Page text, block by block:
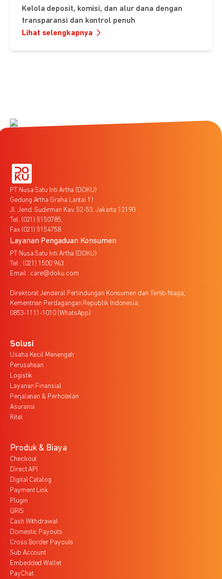
Kelola deposit, komisi, dan alur dana dengan
transparansi dan kontrol penuh
Lihat selengkapnya
PT Nusa Satu Inti Artha (DOKU)
Gedung Artha Graha Lantai 11
Jl. Jend. Sudirman Kav. 52-53, Jakarta 12190
Tel. (021) 5150785,
Fax (021) 5154758
Layanan Pengaduan Konsumen
PT Nusa Satu Inti Artha (DOKU)
Tel : (021) 1500 963
Email : care@doku.com
Direktorat Jenderal Perlindungan Konsumen dan Tertib Niaga,
Kementrian Perdagangan Republik Indonesia,
0853-1111-1010 (WhatsApp)
Solusi
Usaha Kecil Menengah
Perusahaan
Logistik
Layanan Finansial
Perjalanan & Perhotelan
Asuransi
Ritel
Produk & Biaya
Checkout
Direct API
Digital Catalog
Payment Link
Plugin
QRIS
Cash Withdrawal
Domestic Payouts
Cross Border Payouts
Sub Account
Embedded Wallet
PayChat